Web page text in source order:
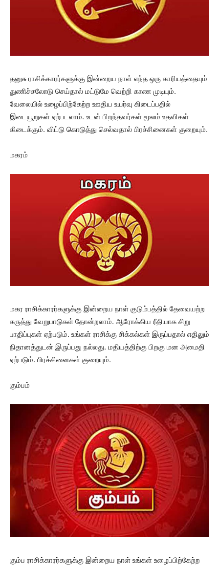
தனுசு ராசிக்காரர்களுக்கு இன்றைய நாள் எந்த ஒரு காரியத்தையும்
துணிச்சலோடு செய்தால் மட்டுமே வெற்றி காண முடியும்.
வேலையில் உழைப்பிற்கேற்ற ஊதிய உயர்வு கிடைப்பதில்
இடையூறுகள் ஏற்படலாம். உடன் பிறந்தவர்கள் மூலம் உதவிகள்
கிடைக்கும். விட்டு கொடுத்து செல்வதால் பிரச்சினைகள் குறையும்.
மகரம்
மகர ராசிக்காரர்களுக்கு இன்றைய நாள் குடும்பத்தில் தேவையற்ற
கருத்து வேறுபாடுகள் தோன்றலாம். ஆரோக்கிய ரீதியாக சிறு
பாதிப்புகள் ஏற்படும். உங்கள் ராசிக்கு சிக்கல்கள் இருப்பதால் எதிலும்
நிதானத்துடன் இருப்பது நல்லது. மதியத்திற்கு பிறகு மன அமைதி
ஏற்படும். பிரச்சினைகள் குறையும்.
கும்பம்
கும்ப ராசிக்காரர்களுக்கு இன்றைய நாள் உங்கள் உழைப்பிற்கேற்ற